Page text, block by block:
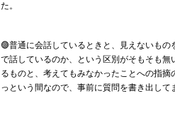
た。
🟣普通に会話しているときと、見えないも
で話しているのか、という区別がそもそも
るものと、考えてもみなかったことへの指
っという間なので、事前に質問を書き出して